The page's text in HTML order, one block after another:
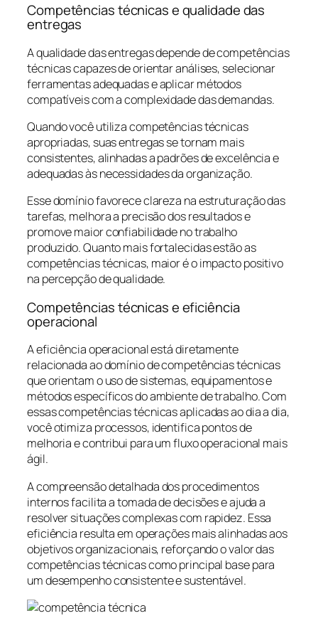
Competências técnicas e qualidade das
entregas
A qualidade das entregas depende de competências
técnicas capazes de orientar análises, selecionar
ferramentas adequadas e aplicar métodos
compatíveis com a complexidade das demandas.
Quando você utiliza competências técnicas
apropriadas, suas entregas se tornam mais
consistentes, alinhadas a padrões de excelência e
adequadas às necessidades da organização.
Esse domínio favorece clareza na estruturação das
tarefas, melhora a precisão dos resultados e
promove maior confiabilidade no trabalho
produzido. Quanto mais fortalecidas estão as
competências técnicas, maior é o impacto positivo
na percepção de qualidade.
Competências técnicas e eficiência
operacional
A eficiência operacional está diretamente
relacionada ao domínio de competências técnicas
que orientam o uso de sistemas, equipamentos e
métodos específicos do ambiente de trabalho. Com
essas competências técnicas aplicadas ao dia a dia,
você otimiza processos, identifica pontos de
melhoria e contribui para um fluxo operacional mais
ágil.
A compreensão detalhada dos procedimentos
internos facilita a tomada de decisões e ajuda a
resolver situações complexas com rapidez. Essa
eficiência resulta em operações mais alinhadas aos
objetivos organizacionais, reforçando o valor das
competências técnicas como principal base para
um desempenho consistente e sustentável.